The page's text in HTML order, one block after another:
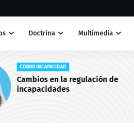
Doctrina Multimedia
COBRO INCAPACIDAD
Cambios en la regulación de
incapacidades